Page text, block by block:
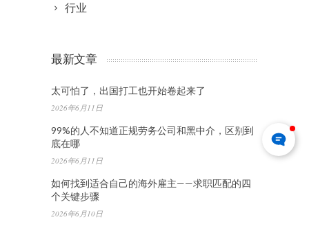
行业
最新文章
太可怕了，出国打工也开始卷起来了
2026年6月11日
99%的人不知道正规劳务公司和黑中介，区别到
底在哪
2026年6月11日
如何找到适合自己的海外雇主——求职匹配的四
个关键步骤
2026年6月10日